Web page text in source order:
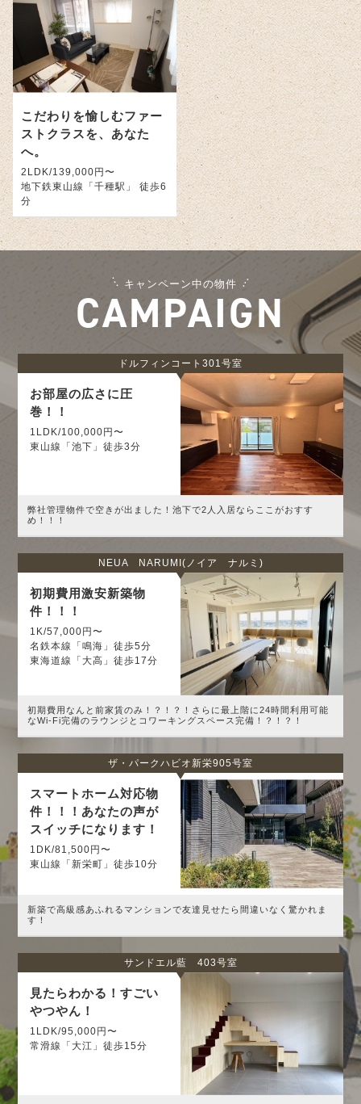
こだわりを愉しむファー
ストクラスを、あなた
へ。
2LDK/139,000円〜
地下鉄東山線「千種駅」 徒歩6
分
キャンペーン中の物件
CAMPAIGN
ドルフィンコート301号室
お部屋の広さに圧
巻！！
1LDK/100,000円〜
東山線「池下」徒歩3分
弊社管理物件で空きが出ました！池下で2人入居ならここがおすす
め！！！
NEUA NARUMI(ノイア ナルミ)
初期費用激安新築物
件！！！
1K/57,000円〜
名鉄本線「鳴海」徒歩5分
東海道線「大高」徒歩17分
初期費用なんと前家賃のみ！？！？！さらに最上階に24時間利用可能
なWi-Fi完備のラウンジとコワーキングスペース完備！？！？！
ザ・パークハビオ新栄905号室
スマートホーム対応物
件！！！あなたの声が
スイッチになります！
1DK/81,500円〜
東山線「新栄町」徒歩10分
新築で高級感あふれるマンションで友達見せたら間違いなく驚かれま
す！
サンドエル藍 403号室
見たらわかる！すごい
やつやん！
1LDK/95,000円〜
常滑線「大江」徒歩15分